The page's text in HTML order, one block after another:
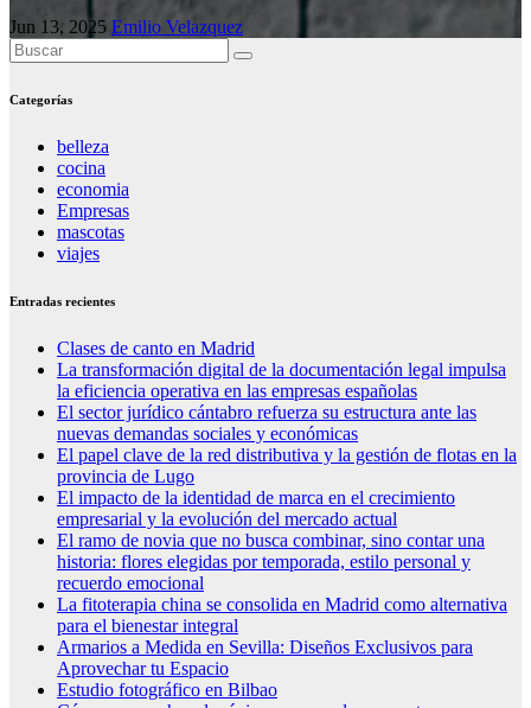
Jun 13, 2025 Emilio Velazquez
Categorías
belleza
cocina
economia
Empresas
mascotas
viajes
Entradas recientes
Clases de canto en Madrid
La transformación digital de la documentación legal impulsa
la eficiencia operativa en las empresas españolas
El sector jurídico cántabro refuerza su estructura ante las
nuevas demandas sociales y económicas
El papel clave de la red distributiva y la gestión de flotas en la
provincia de Lugo
El impacto de la identidad de marca en el crecimiento
empresarial y la evolución del mercado actual
El ramo de novia que no busca combinar, sino contar una
historia: flores elegidas por temporada, estilo personal y
recuerdo emocional
La fitoterapia china se consolida en Madrid como alternativa
para el bienestar integral
Armarios a Medida en Sevilla: Diseños Exclusivos para
Aprovechar tu Espacio
Estudio fotográfico en Bilbao